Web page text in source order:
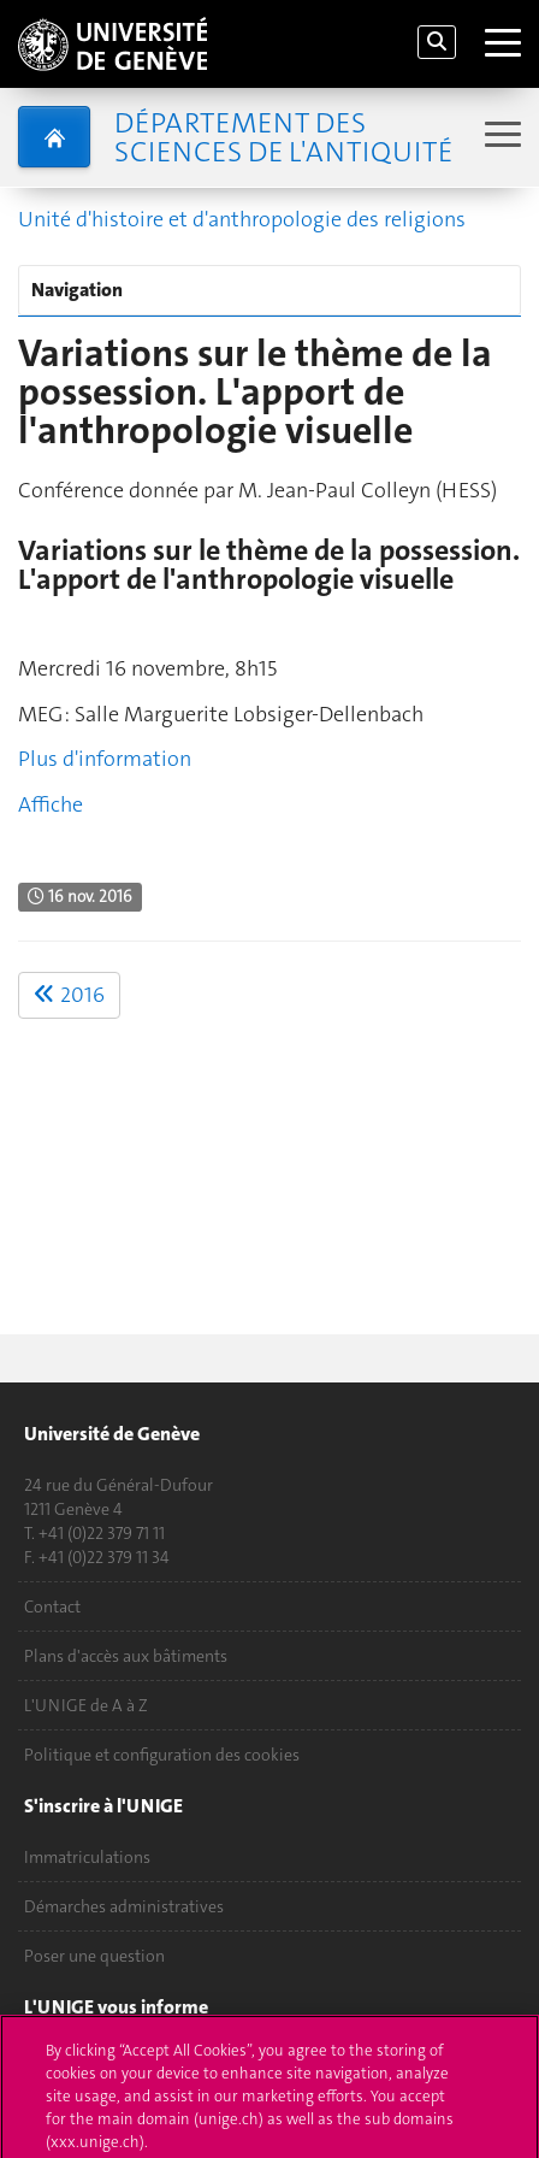
DÉPARTEMENT DES
SCIENCES DE L'ANTIQUITÉ
Unité d'histoire et d'anthropologie des religions
Navigation
Variations sur le thème de la
possession. L'apport de
l'anthropologie visuelle
Conférence donnée par M. Jean-Paul Colleyn (HESS)
Variations sur le thème de la possession.
L'apport de l'anthropologie visuelle
Mercredi 16 novembre, 8h15
MEG : Salle Marguerite Lobsiger-Dellenbach
Plus d'information
Affiche
16 nov. 2016
2016
Université de Genève
24 rue du Général-Dufour
1211 Genève 4
T. +41 (0)22 379 71 11
F. +41 (0)22 379 11 34
Contact
Plans d'accès aux bâtiments
L'UNIGE de A à Z
Politique et configuration des cookies
S'inscrire à l'UNIGE
Immatriculations
Démarches administratives
Poser une question
L'UNIGE vous informe
UNIGE Mobile
Médias
By clicking “Accept All Cookies”, you agree to the storing of
cookies on your device to enhance site navigation, analyze
site usage, and assist in our marketing efforts. You accept
for the main domain (unige.ch) as well as the sub domains
(xxx.unige.ch).